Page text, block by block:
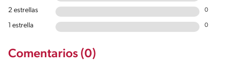
2 estrellas 0
1 estrella 0
Comentarios (0)